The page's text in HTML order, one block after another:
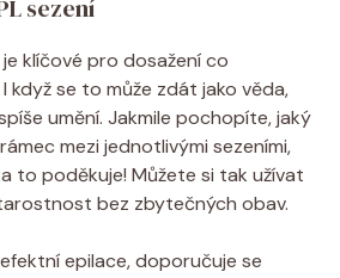
sezení
je klíčové pro dosažení co
když se to může zdát jako věda,
umění. Jakmile pochopíte, jaký
mezi jednotlivými sezeními,
to poděkuje! Můžete si tak užívat
bez zbytečných obav.
epilace, doporučuje se